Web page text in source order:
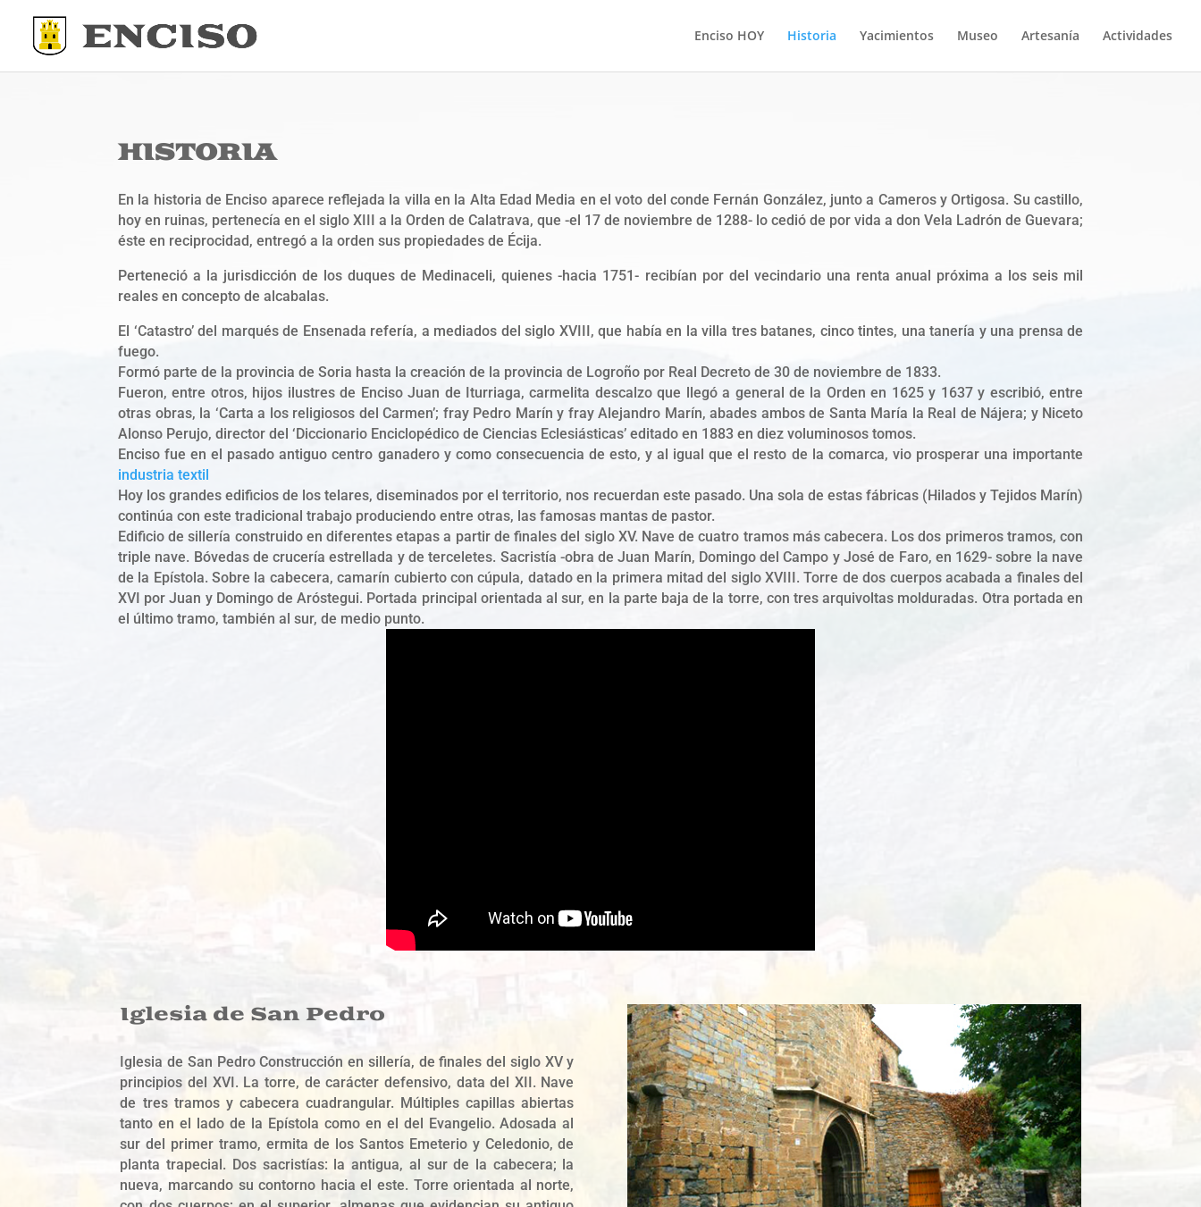
Enciso HOY Historia Yacimientos Museo Artesanía Actividades
HISTORIA
En la historia de Enciso aparece reflejada la villa en la Alta Edad Media en el voto del conde Fernán González, junto a Cameros y Ortigosa. Su castillo,
hoy en ruinas, pertenecía en el siglo XIII a la Orden de Calatrava, que -el 17 de noviembre de 1288- lo cedió de por vida a don Vela Ladrón de Guevara;
éste en reciprocidad, entregó a la orden sus propiedades de Écija.
Perteneció a la jurisdicción de los duques de Medinaceli, quienes -hacia 1751- recibían por del vecindario una renta anual próxima a los seis mil
reales en concepto de alcabalas.
El ‘Catastro’ del marqués de Ensenada refería, a mediados del siglo XVIII, que había en la villa tres batanes, cinco tintes, una tanería y una prensa de
fuego.
Formó parte de la provincia de Soria hasta la creación de la provincia de Logroño por Real Decreto de 30 de noviembre de 1833.
Fueron, entre otros, hijos ilustres de Enciso Juan de Iturriaga, carmelita descalzo que llegó a general de la Orden en 1625 y 1637 y escribió, entre
otras obras, la ‘Carta a los religiosos del Carmen’; fray Pedro Marín y fray Alejandro Marín, abades ambos de Santa María la Real de Nájera; y Niceto
Alonso Perujo, director del ‘Diccionario Enciclopédico de Ciencias Eclesiásticas’ editado en 1883 en diez voluminosos tomos.
Enciso fue en el pasado antiguo centro ganadero y como consecuencia de esto, y al igual que el resto de la comarca, vio prosperar una importante
industria textil
Hoy los grandes edificios de los telares, diseminados por el territorio, nos recuerdan este pasado. Una sola de estas fábricas (Hilados y Tejidos Marín)
continúa con este tradicional trabajo produciendo entre otras, las famosas mantas de pastor.
Edificio de sillería construido en diferentes etapas a partir de finales del siglo XV. Nave de cuatro tramos más cabecera. Los dos primeros tramos, con
triple nave. Bóvedas de crucería estrellada y de terceletes. Sacristía -obra de Juan Marín, Domingo del Campo y José de Faro, en 1629- sobre la nave
de la Epístola. Sobre la cabecera, camarín cubierto con cúpula, datado en la primera mitad del siglo XVIII. Torre de dos cuerpos acabada a finales del
XVI por Juan y Domingo de Aróstegui. Portada principal orientada al sur, en la parte baja de la torre, con tres arquivoltas molduradas. Otra portada en
el último tramo, también al sur, de medio punto.
Iglesia de San Pedro
Iglesia de San Pedro Construcción en sillería, de finales del siglo XV y
principios del XVI. La torre, de carácter defensivo, data del XII. Nave
de tres tramos y cabecera cuadrangular. Múltiples capillas abiertas
tanto en el lado de la Epístola como en el del Evangelio. Adosada al
sur del primer tramo, ermita de los Santos Emeterio y Celedonio, de
planta trapecial. Dos sacristías: la antigua, al sur de la cabecera; la
nueva, marcando su contorno hacia el este. Torre orientada al norte,